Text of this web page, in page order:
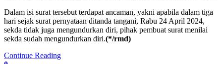
Dalam isi surat tersebut terdapat ancaman, yakni apabila dalam tiga
hari sejak surat pernyataan ditanda tangani, Rabu 24 April 2024,
sekda tidak juga mengundurkan diri, pihak pembuat surat menilai
sekda sudah mengundurkan diri.(*/rmd)
Continue Reading